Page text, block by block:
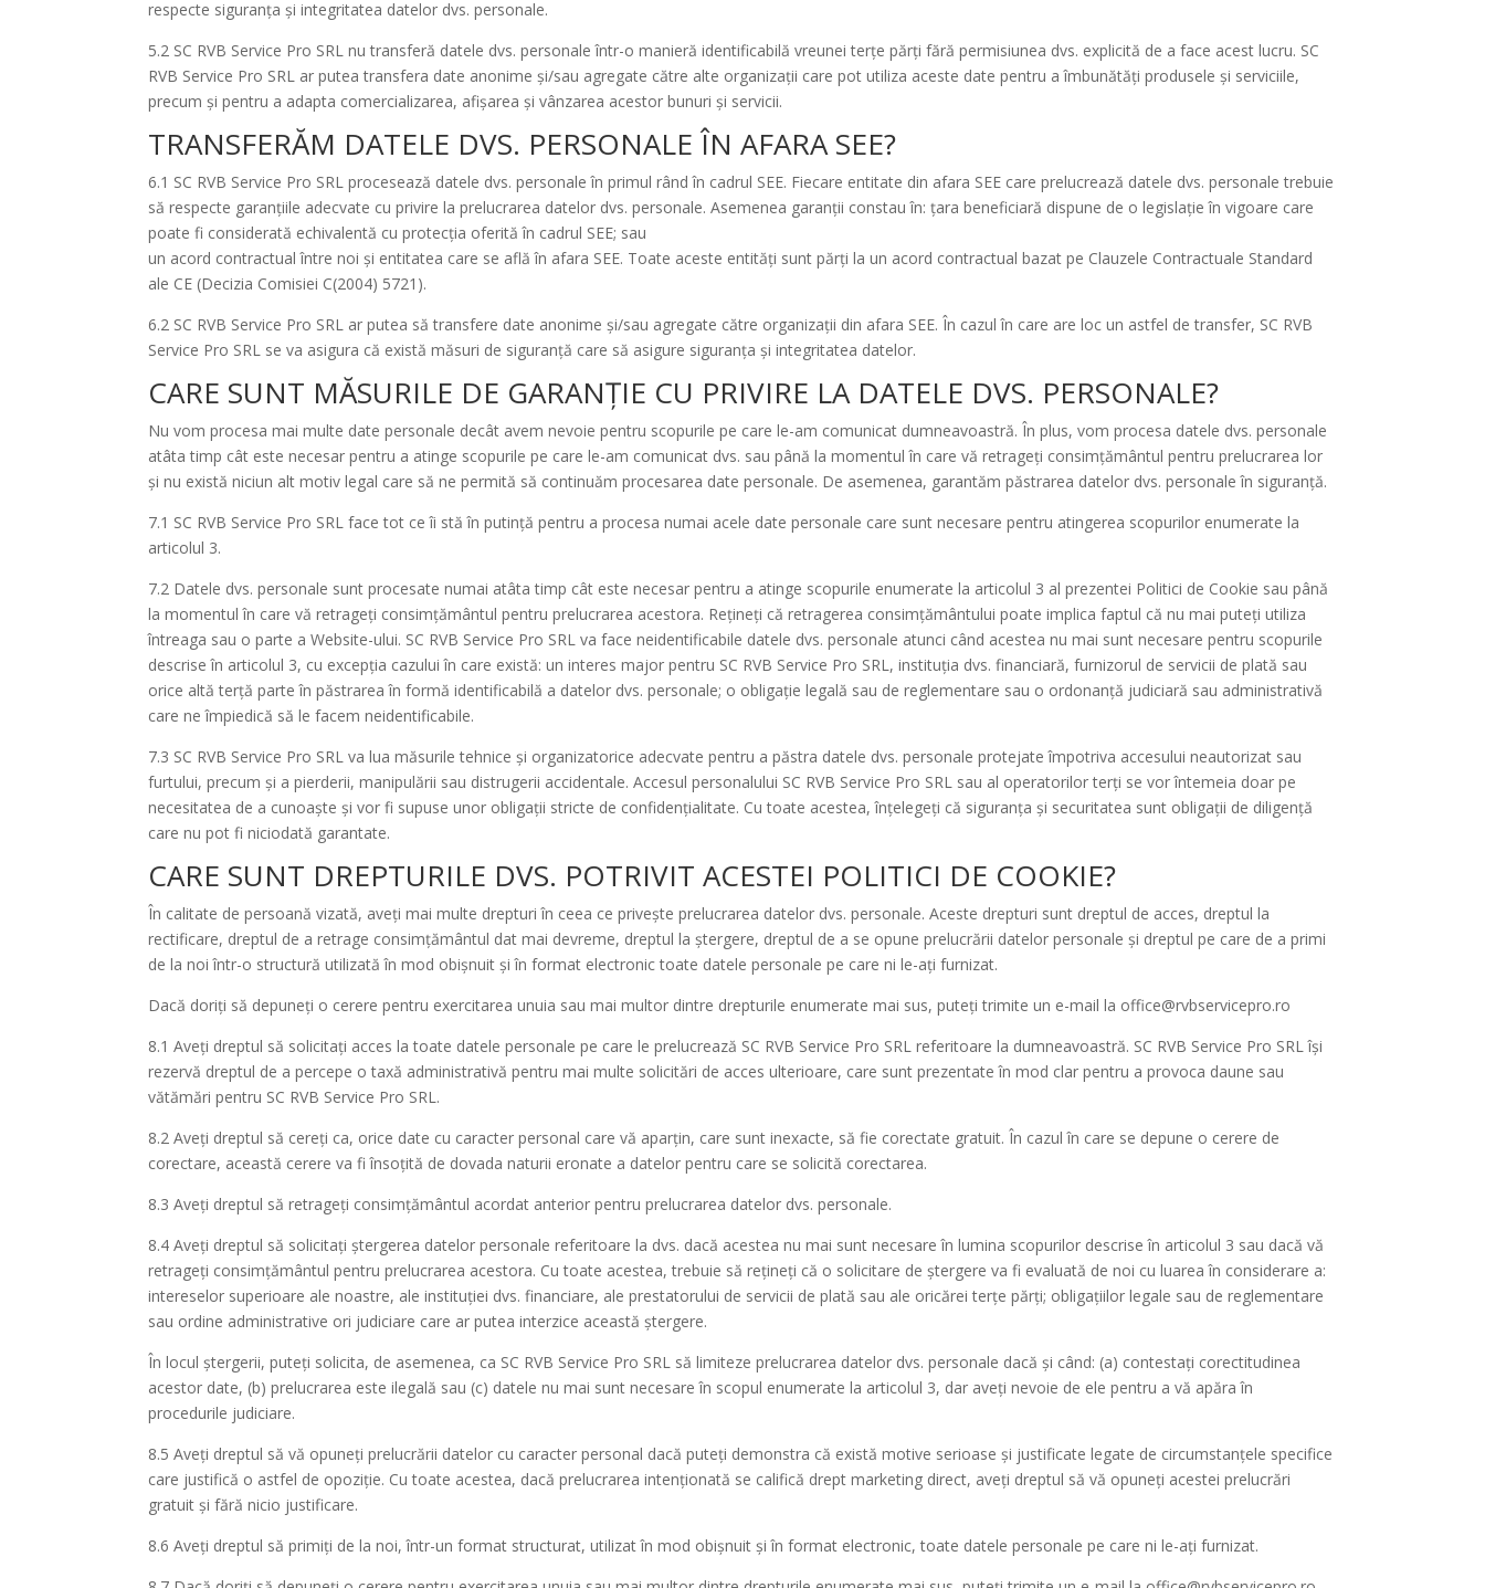
respecte siguranța și integritatea datelor dvs. personale.
5.2 SC RVB Service Pro SRL nu transferă datele dvs. personale într-o manieră identificabilă vreunei terțe părți fără permisiunea dvs. explicită de a face acest lucru. SC
RVB Service Pro SRL ar putea transfera date anonime și/sau agregate către alte organizații care pot utiliza aceste date pentru a îmbunătăți produsele și serviciile,
precum și pentru a adapta comercializarea, afișarea și vânzarea acestor bunuri și servicii.
TRANSFERĂM DATELE DVS. PERSONALE ÎN AFARA SEE?
6.1 SC RVB Service Pro SRL procesează datele dvs. personale în primul rând în cadrul SEE. Fiecare entitate din afara SEE care prelucrează datele dvs. personale trebuie
să respecte garanțiile adecvate cu privire la prelucrarea datelor dvs. personale. Asemenea garanții constau în: țara beneficiară dispune de o legislație în vigoare care
poate fi considerată echivalentă cu protecția oferită în cadrul SEE; sau
un acord contractual între noi și entitatea care se află în afara SEE. Toate aceste entități sunt părți la un acord contractual bazat pe Clauzele Contractuale Standard
ale CE (Decizia Comisiei C(2004) 5721).
6.2 SC RVB Service Pro SRL ar putea să transfere date anonime și/sau agregate către organizații din afara SEE. În cazul în care are loc un astfel de transfer, SC RVB
Service Pro SRL se va asigura că există măsuri de siguranță care să asigure siguranța și integritatea datelor.
CARE SUNT MĂSURILE DE GARANȚIE CU PRIVIRE LA DATELE DVS. PERSONALE?
Nu vom procesa mai multe date personale decât avem nevoie pentru scopurile pe care le-am comunicat dumneavoastră. În plus, vom procesa datele dvs. personale
atâta timp cât este necesar pentru a atinge scopurile pe care le-am comunicat dvs. sau până la momentul în care vă retrageți consimțământul pentru prelucrarea lor
și nu există niciun alt motiv legal care să ne permită să continuăm procesarea date personale. De asemenea, garantăm păstrarea datelor dvs. personale în siguranță.
7.1 SC RVB Service Pro SRL face tot ce îi stă în putință pentru a procesa numai acele date personale care sunt necesare pentru atingerea scopurilor enumerate la
articolul 3.
7.2 Datele dvs. personale sunt procesate numai atâta timp cât este necesar pentru a atinge scopurile enumerate la articolul 3 al prezentei Politici de Cookie sau până
la momentul în care vă retrageți consimțământul pentru prelucrarea acestora. Rețineți că retragerea consimțământului poate implica faptul că nu mai puteți utiliza
întreaga sau o parte a Website-ului. SC RVB Service Pro SRL va face neidentificabile datele dvs. personale atunci când acestea nu mai sunt necesare pentru scopurile
descrise în articolul 3, cu excepția cazului în care există: un interes major pentru SC RVB Service Pro SRL, instituția dvs. financiară, furnizorul de servicii de plată sau
orice altă terță parte în păstrarea în formă identificabilă a datelor dvs. personale; o obligație legală sau de reglementare sau o ordonanță judiciară sau administrativă
care ne împiedică să le facem neidentificabile.
7.3 SC RVB Service Pro SRL va lua măsurile tehnice și organizatorice adecvate pentru a păstra datele dvs. personale protejate împotriva accesului neautorizat sau
furtului, precum și a pierderii, manipulării sau distrugerii accidentale. Accesul personalului SC RVB Service Pro SRL sau al operatorilor terți se vor întemeia doar pe
necesitatea de a cunoaște și vor fi supuse unor obligații stricte de confidențialitate. Cu toate acestea, înțelegeți că siguranța și securitatea sunt obligații de diligență
care nu pot fi niciodată garantate.
CARE SUNT DREPTURILE DVS. POTRIVIT ACESTEI POLITICI DE COOKIE?
În calitate de persoană vizată, aveți mai multe drepturi în ceea ce privește prelucrarea datelor dvs. personale. Aceste drepturi sunt dreptul de acces, dreptul la
rectificare, dreptul de a retrage consimțământul dat mai devreme, dreptul la ștergere, dreptul de a se opune prelucrării datelor personale și dreptul pe care de a primi
de la noi într-o structură utilizată în mod obișnuit și în format electronic toate datele personale pe care ni le-ați furnizat.
Dacă doriți să depuneți o cerere pentru exercitarea unuia sau mai multor dintre drepturile enumerate mai sus, puteți trimite un e-mail la office@rvbservicepro.ro
8.1 Aveți dreptul să solicitați acces la toate datele personale pe care le prelucrează SC RVB Service Pro SRL referitoare la dumneavoastră. SC RVB Service Pro SRL își
rezervă dreptul de a percepe o taxă administrativă pentru mai multe solicitări de acces ulterioare, care sunt prezentate în mod clar pentru a provoca daune sau
vătămări pentru SC RVB Service Pro SRL.
8.2 Aveți dreptul să cereți ca, orice date cu caracter personal care vă aparțin, care sunt inexacte, să fie corectate gratuit. În cazul în care se depune o cerere de
corectare, această cerere va fi însoțită de dovada naturii eronate a datelor pentru care se solicită corectarea.
8.3 Aveți dreptul să retrageți consimțământul acordat anterior pentru prelucrarea datelor dvs. personale.
8.4 Aveți dreptul să solicitați ștergerea datelor personale referitoare la dvs. dacă acestea nu mai sunt necesare în lumina scopurilor descrise în articolul 3 sau dacă vă
retrageți consimțământul pentru prelucrarea acestora. Cu toate acestea, trebuie să rețineți că o solicitare de ștergere va fi evaluată de noi cu luarea în considerare a:
intereselor superioare ale noastre, ale instituției dvs. financiare, ale prestatorului de servicii de plată sau ale oricărei terțe părți; obligațiilor legale sau de reglementare
sau ordine administrative ori judiciare care ar putea interzice această ștergere.
În locul ștergerii, puteți solicita, de asemenea, ca SC RVB Service Pro SRL să limiteze prelucrarea datelor dvs. personale dacă și când: (a) contestați corectitudinea
acestor date, (b) prelucrarea este ilegală sau (c) datele nu mai sunt necesare în scopul enumerate la articolul 3, dar aveți nevoie de ele pentru a vă apăra în
procedurile judiciare.
8.5 Aveți dreptul să vă opuneți prelucrării datelor cu caracter personal dacă puteți demonstra că există motive serioase și justificate legate de circumstanțele specifice
care justifică o astfel de opoziție. Cu toate acestea, dacă prelucrarea intenționată se califică drept marketing direct, aveți dreptul să vă opuneți acestei prelucrări
gratuit și fără nicio justificare.
8.6 Aveți dreptul să primiți de la noi, într-un format structurat, utilizat în mod obișnuit și în format electronic, toate datele personale pe care ni le-ați furnizat.